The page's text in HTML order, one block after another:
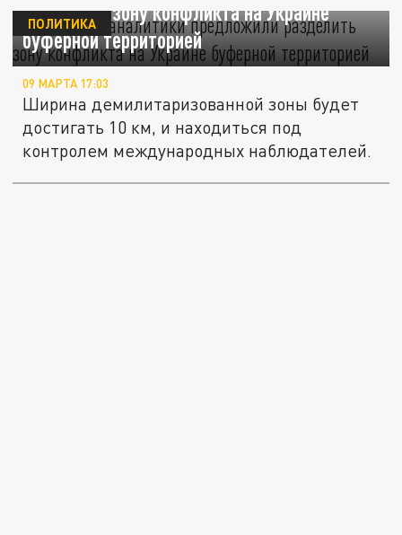
разделить зону конфликта на Украине
буферной территорией
ПОЛИТИКА
09 МАРТА 17:03
Ширина демилитаризованной зоны будет
достигать 10 км, и находиться под
контролем международных наблюдателей.